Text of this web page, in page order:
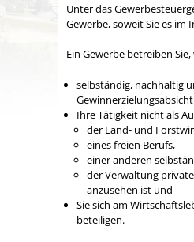
Unter das
Gewerbe, soweit Sie es im
Ein Gewerbe betreiben Sie,
selbständig, nachhaltig
Ihre Tätigkeit nicht als
der Land- und
eines freien Berufs,
einer anderen
der Verwaltung
anzusehen ist und
Sie sich am
beteiligen.